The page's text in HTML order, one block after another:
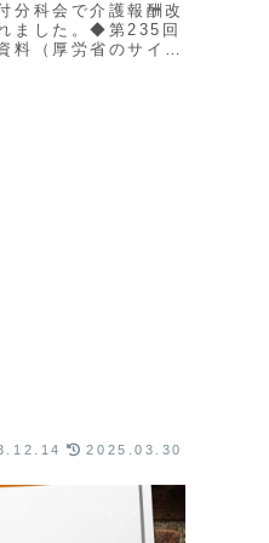
分科会で介護報酬改
ました。◆第235回
料（厚労省のサイト
2025.03.30